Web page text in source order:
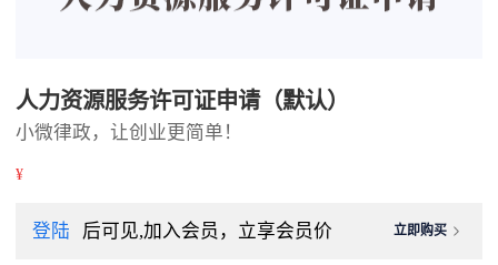
人力资源服务许可证申请（默认）
小微律政，让创业更简单！
¥
登陆 后可见,加入会员，立享会员价 立即购买